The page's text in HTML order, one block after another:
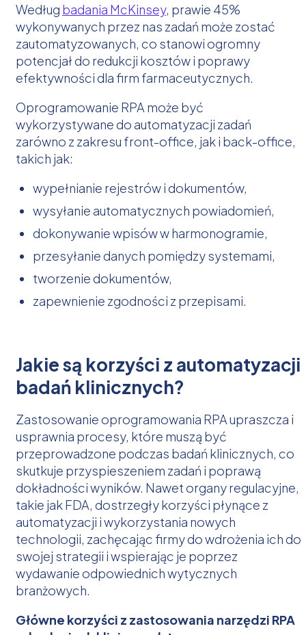
Według badania McKinsey, prawie 45%
wykonywanych przez nas zadań może zostać
zautomatyzowanych, co stanowi ogromny
potencjał do redukcji kosztów i poprawy
efektywności dla firm farmaceutycznych.
Oprogramowanie RPA może być
wykorzystywane do automatyzacji zadań
zarówno z zakresu front-office, jak i back-office,
takich jak:
wypełnianie rejestrów i dokumentów,
wysyłanie automatycznych powiadomień,
dokonywanie wpisów w harmonogramie,
przesyłanie danych pomiędzy systemami,
tworzenie dokumentów,
zapewnienie zgodności z przepisami.
Jakie są korzyści z automatyzacji
badań klinicznych?
Zastosowanie oprogramowania RPA upraszcza i
usprawnia procesy, które muszą być
przeprowadzone podczas badań klinicznych, co
skutkuje przyspieszeniem zadań i poprawą
dokładności wyników. Nawet organy regulacyjne,
takie jak FDA, dostrzegły korzyści płynące z
automatyzacji i wykorzystania nowych
technologii, zachęcając firmy do wdrożenia ich do
swojej strategii i wspierając je poprzez
wydawanie odpowiednich wytycznych
branżowych.
Główne korzyści z zastosowania narzędzi RPA